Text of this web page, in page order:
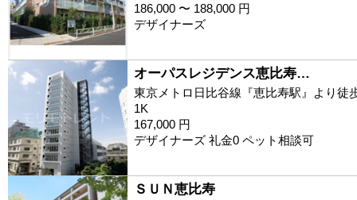
186,000 〜 188,000 円
デザイナーズ
オーパスレジデンス恵比寿…
東京メトロ日比谷線『恵比寿駅』より徒
1K
167,000 円
デザイナーズ 礼金0 ペット相談可
ＳＵＮ恵比寿